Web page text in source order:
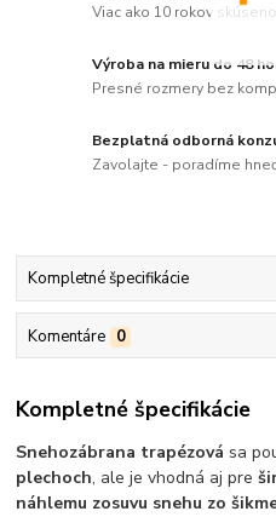
Viac ako 10 rokov
Výroba na mieru do 48
Presné rozmery bez
Bezplatná odborná
Zavolajte - poradíme
Kompletné špecifikácie
Komentáre 0
Kompletné špecifikácie
Snehozábrana trapézová sa
plechoch, ale je vhodná aj pre
náhlemu zosuvu snehu zo